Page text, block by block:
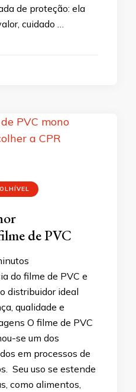
de proteção: ela
cuidado …
de PVC
do filme de PVC e
distribuidor ideal
qualidade e
O filme de PVC
se um dos
em processos de
Seu uso se estende
como alimentos,